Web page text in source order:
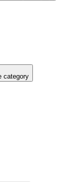
category